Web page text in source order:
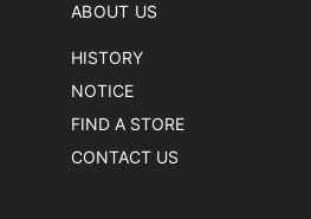
ABOUT US
HISTORY
NOTICE
FIND A STORE
CONTACT US